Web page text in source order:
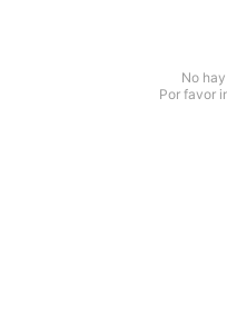
No
Por favor